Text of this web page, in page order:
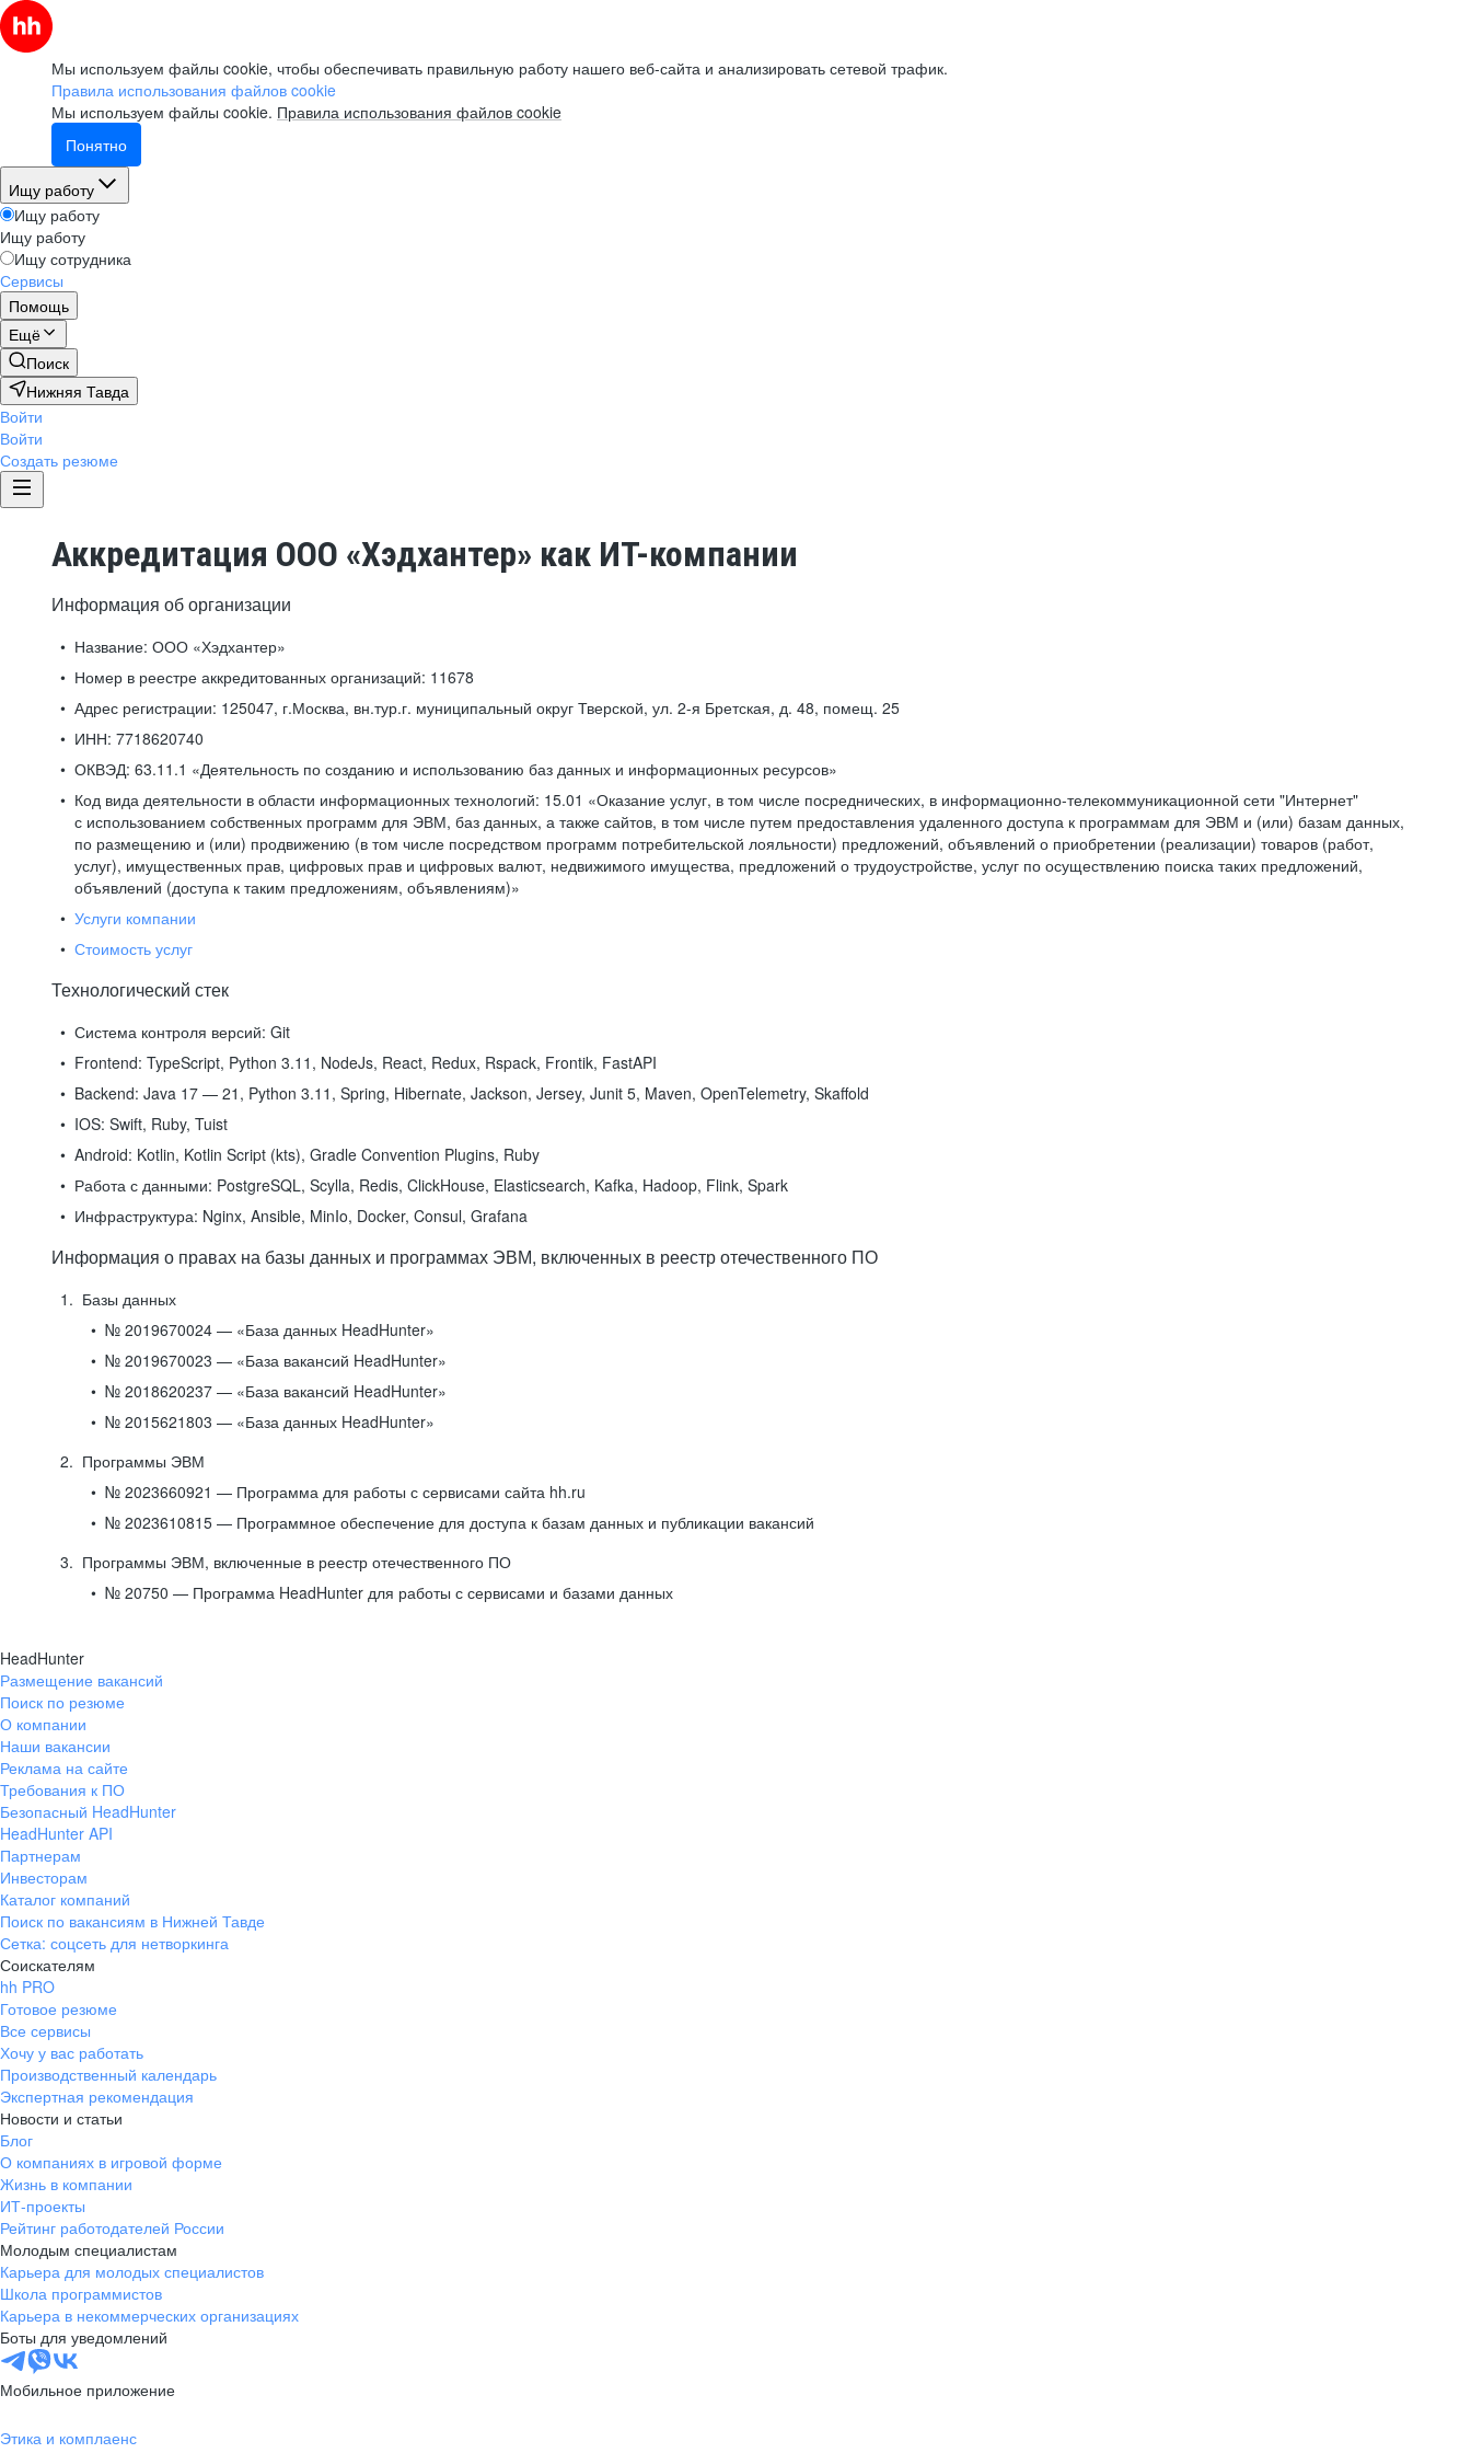
Мы используем файлы cookie, чтобы обеспечивать правильную работу нашего веб-сайта и анализировать сетевой трафик.
Правила использования файлов cookie
Мы используем файлы cookie. Правила использования файлов cookie
Понятно
Ищу работу
Ищу работу
Ищу работу
Ищу сотрудника
Сервисы
Помощь
Ещё
Поиск
Нижняя Тавда
Войти
Войти
Создать резюме
Аккредитация ООО «Хэдхантер» как ИТ-компании
Информация об организации
Название: ООО «Хэдхантер»
Номер в реестре аккредитованных организаций: 11678
Адрес регистрации: 125047, г.Москва, вн.тур.г. муниципальный округ Тверской, ул. 2-я Бретская, д. 48, помещ. 25
ИНН: 7718620740
ОКВЭД: 63.11.1 «Деятельность по созданию и использованию баз данных и информационных ресурсов»
Код вида деятельности в области информационных технологий: 15.01 «Оказание услуг, в том числе посреднических, в информационно-телекоммуникационной сети "Интернет"
с использованием собственных программ для ЭВМ, баз данных, а также сайтов, в том числе путем предоставления удаленного доступа к программам для ЭВМ и (или) базам данных,
по размещению и (или) продвижению (в том числе посредством программ потребительской лояльности) предложений, объявлений о приобретении (реализации) товаров (работ,
услуг), имущественных прав, цифровых прав и цифровых валют, недвижимого имущества, предложений о трудоустройстве, услуг по осуществлению поиска таких предложений,
объявлений (доступа к таким предложениям, объявлениям)»
Услуги компании
Стоимость услуг
Технологический стек
Система контроля версий: Git
Frontend: TypeScript, Python 3.11, NodeJs, React, Redux, Rspack, Frontik, FastAPI
Backend: Java 17 — 21, Python 3.11, Spring, Hibernate, Jackson, Jersey, Junit 5, Maven, OpenTelemetry, Skaffold
IOS: Swift, Ruby, Tuist
Android: Kotlin, Kotlin Script (kts), Gradle Convention Plugins, Ruby
Работа с данными: PostgreSQL, Scylla, Redis, ClickHouse, Elasticsearch, Kafka, Hadoop, Flink, Spark
Инфраструктура: Nginx, Ansible, MinIo, Docker, Consul, Grafana
Информация о правах на базы данных и программах ЭВМ, включенных в реестр отечественного ПО
Базы данных
№ 2019670024 — «База данных HeadHunter»
№ 2019670023 — «База вакансий HeadHunter»
№ 2018620237 — «База вакансий HeadHunter»
№ 2015621803 — «База данных HeadHunter»
Программы ЭВМ
№ 2023660921 — Программа для работы с сервисами сайта hh.ru
№ 2023610815 — Программное обеспечение для доступа к базам данных и публикации вакансий
Программы ЭВМ, включенные в реестр отечественного ПО
№ 20750 — Программа HeadHunter для работы с сервисами и базами данных
HeadHunter
Размещение вакансий
Поиск по резюме
О компании
Наши вакансии
Реклама на сайте
Требования к ПО
Безопасный HeadHunter
HeadHunter API
Партнерам
Инвесторам
Каталог компаний
Поиск по вакансиям в Нижней Тавде
Сетка: соцсеть для нетворкинга
Соискателям
hh PRO
Готовое резюме
Все сервисы
Хочу у вас работать
Производственный календарь
Экспертная рекомендация
Новости и статьи
Блог
О компаниях в игровой форме
Жизнь в компании
ИТ-проекты
Рейтинг работодателей России
Молодым специалистам
Карьера для молодых специалистов
Школа программистов
Карьера в некоммерческих организациях
Боты для уведомлений
Мобильное приложение
Этика и комплаенс